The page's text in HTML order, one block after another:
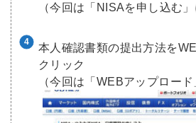
（今回は「NISAを申し込む」
本人確認書類の提出方法を
クリック
（今回は「WEBアップロード